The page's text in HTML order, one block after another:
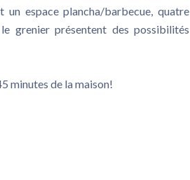
espace plancha/barbecue, quatre
grenier présentent des possibilités
minutes de la maison!